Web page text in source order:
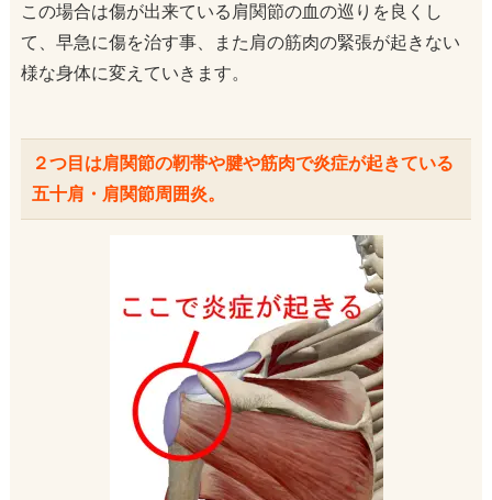
この場合は傷が出来ている肩関節の血の巡りを良くし
て、早急に傷を治す事、また肩の筋肉の緊張が起きない
様な身体に変えていきます。
２つ目は肩関節の靭帯や腱や筋肉で炎症が起きている
五十肩・肩関節周囲炎。